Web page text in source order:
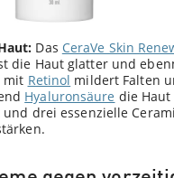
Das CeraVe Skin
die Haut glatter und
mit Retinol mildert Falten
Hyaluronsäure die
drei essenzielle